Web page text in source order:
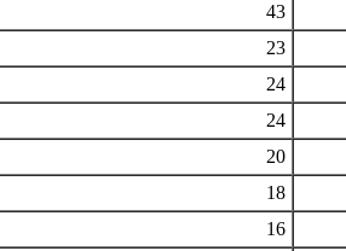
43
23
24
24
20
18
16